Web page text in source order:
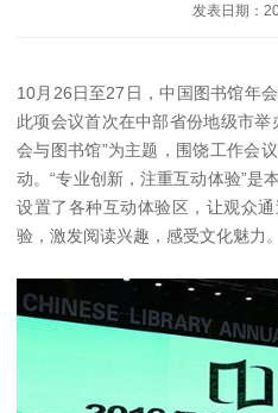
发表日期：
10月26日至27日，中国图书馆年
此项会议首次在中部省份地级市
会与图书馆”为主题，围饶工作会
动。“专业创新，注重互动体验”是
设置了各种互动体验区，让观众
验，激发阅读兴趣，感受文化魅力。